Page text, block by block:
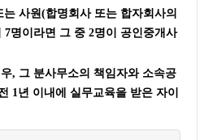
사원(합명회사 또는 합자회사의
명이라면 그 중 2명이 공인중개사
, 그 분사무소의 책임자와 소속공
1년 이내에 실무교육을 받은 자이